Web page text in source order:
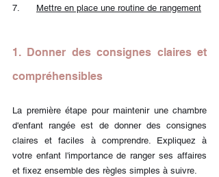
7. Mettre en place une routine de rangement
1. Donner des consignes claires et
compréhensibles
La première étape pour maintenir une chambre
d'enfant rangée est de donner des consignes
claires et faciles à comprendre. Expliquez à
votre enfant l'importance de ranger ses affaires
et fixez ensemble des règles simples à suivre.